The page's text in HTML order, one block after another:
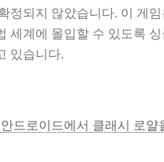
정되지 않았습니다. 이 게
세계에 몰입할 수 있도록
있습니다.
드로이드에서 클래시 로얄